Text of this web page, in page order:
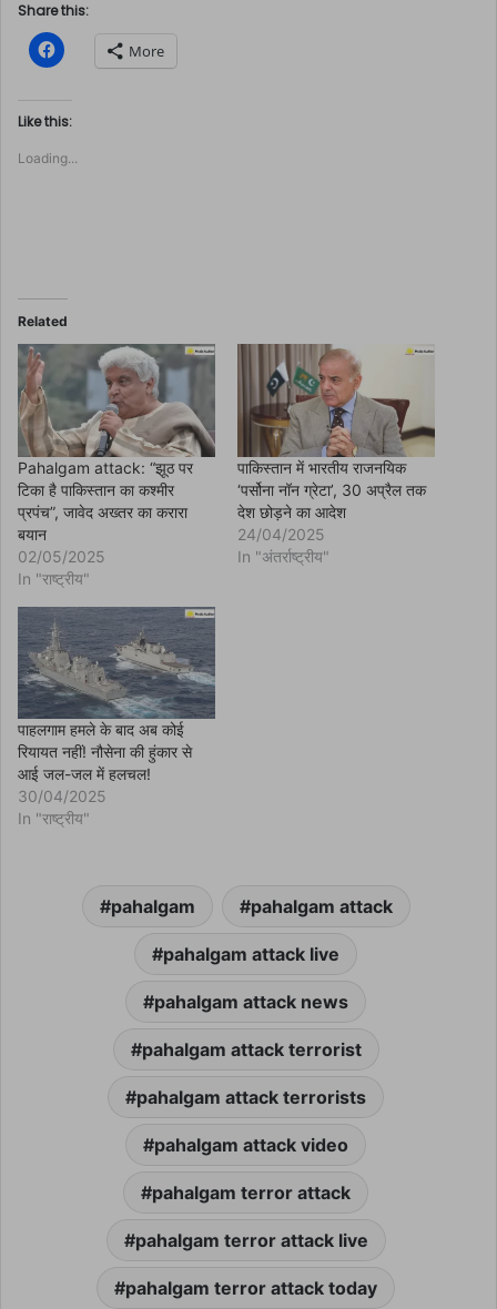
Share this:
C
l
k
t
o
h
b
o
k
O
s
i
n
n
e
w
w
n
d
o
w
)
More
Like this:
Loading...
Related
Pahalgam attack: “झूठ पर
टिका है पाकिस्तान का कश्मीर
प्रपंच”, जावेद अख्तर का करारा
बयान
02/05/2025
In "राष्ट्रीय"
पाकिस्तान में भारतीय राजनयिक
‘पर्सोना नॉन ग्रेटा’, 30 अप्रैल तक
देश छोड़ने का आदेश
24/04/2025
In "अंतर्राष्ट्रीय"
पाहलगाम हमले के बाद अब कोई
रियायत नहीं! नौसेना की हुंकार से
आई जल-जल में हलचल!
30/04/2025
In "राष्ट्रीय"
pahalgam pahalgam attack
pahalgam attack live
pahalgam attack news
pahalgam attack terrorist
pahalgam attack terrorists
pahalgam attack video
pahalgam terror attack
pahalgam terror attack live
pahalgam terror attack today